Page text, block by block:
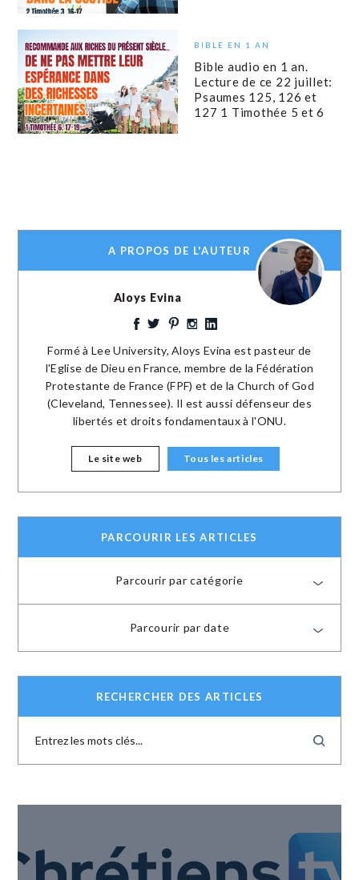
BIBLE EN 1 AN
Bible audio en 1 an.
Lecture de ce 22 juillet:
Psaumes 125, 126 et
127 1 Timothée 5 et 6
A PROPOS DE L'AUTEUR
Aloys Evina
Formé à Lee University, Aloys Evina est pasteur de
l'Eglise de Dieu en France, membre de la Fédération
Protestante de France (FPF) et de la Church of God
(Cleveland, Tennessee). Il est aussi défenseur des
libertés et droits fondamentaux à l'ONU.
Le site web Tous les articles
PARCOURIR LES ARTICLES
Parcourir par catégorie
Parcourir par date
RECHERCHER DES ARTICLES